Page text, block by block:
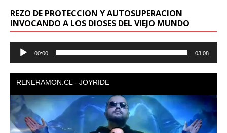
REZO DE PROTECCION Y AUTOSUPERACION
INVOCANDO A LOS DIOSES DEL VIEJO MUNDO
Reproductor
00:00 03:08